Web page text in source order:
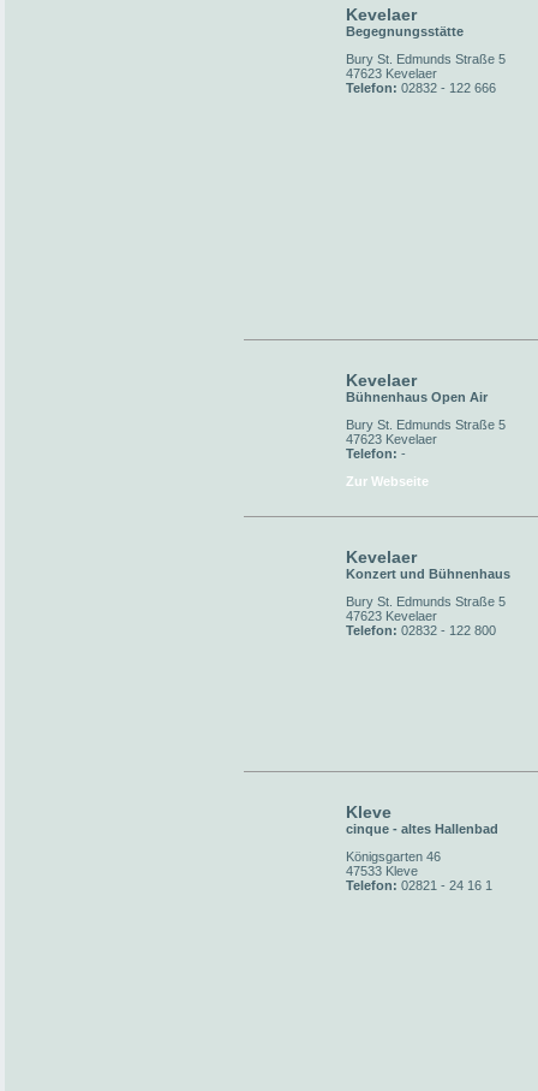
Kevelaer
Begegnungsstätte
Bury St. Edmunds Straße 5
47623 Kevelaer
Telefon: 02832 - 122 666
Kevelaer
Bühnenhaus Open Air
Bury St. Edmunds Straße 5
47623 Kevelaer
Telefon: -
Zur Webseite
Kevelaer
Konzert und Bühnenhaus
Bury St. Edmunds Straße 5
47623 Kevelaer
Telefon: 02832 - 122 800
Kleve
cinque - altes Hallenbad
Königsgarten 46
47533 Kleve
Telefon: 02821 - 24 16 1